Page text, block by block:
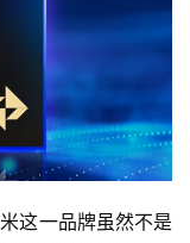
这一品牌虽然不是